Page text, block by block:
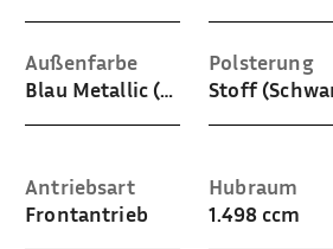
Außenfarbe
Blau Metallic (Navarrablau Metallic)
Polsterung
Stoff
Antriebsart
Frontantrieb
Hubraum
1.498 ccm